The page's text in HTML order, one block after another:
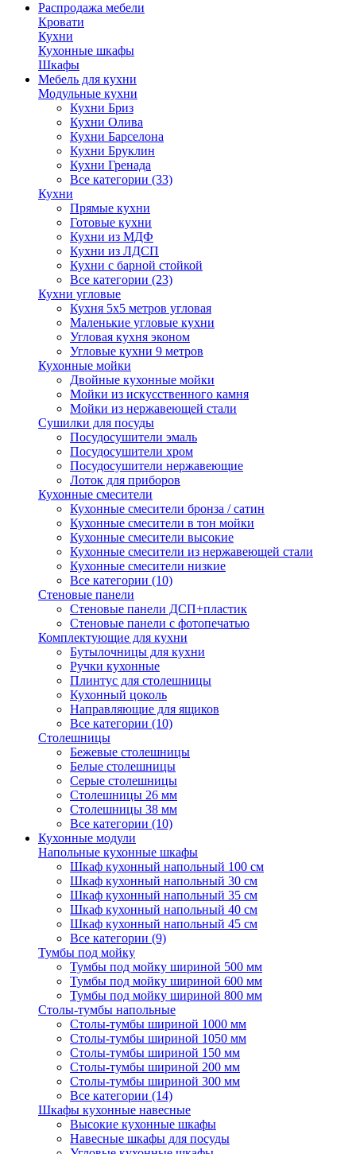
Распродажа мебели
Кровати
Кухни
Кухонные шкафы
Шкафы
Мебель для кухни
Модульные кухни
Кухни Бриз
Кухни Олива
Кухни Барселона
Кухни Бруклин
Кухни Гренада
Все категории (33)
Кухни
Прямые кухни
Готовые кухни
Кухни из МДФ
Кухни из ЛДСП
Кухни с барной стойкой
Все категории (23)
Кухни угловые
Кухня 5х5 метров угловая
Маленькие угловые кухни
Угловая кухня эконом
Угловые кухни 9 метров
Кухонные мойки
Двойные кухонные мойки
Мойки из искусственного камня
Мойки из нержавеющей стали
Сушилки для посуды
Посудосушители эмаль
Посудосушители хром
Посудосушители нержавеющие
Лоток для приборов
Кухонные смесители
Кухонные смесители бронза / сатин
Кухонные смесители в тон мойки
Кухонные смесители высокие
Кухонные смесители из нержавеющей стали
Кухонные смесители низкие
Все категории (10)
Стеновые панели
Стеновые панели ДСП+пластик
Стеновые панели с фотопечатью
Комплектующие для кухни
Бутылочницы для кухни
Ручки кухонные
Плинтус для столешницы
Кухонный цоколь
Направляющие для ящиков
Все категории (10)
Столешницы
Бежевые столешницы
Белые столешницы
Серые столешницы
Столешницы 26 мм
Столешницы 38 мм
Все категории (10)
Кухонные модули
Напольные кухонные шкафы
Шкаф кухонный напольный 100 см
Шкаф кухонный напольный 30 см
Шкаф кухонный напольный 35 см
Шкаф кухонный напольный 40 см
Шкаф кухонный напольный 45 см
Все категории (9)
Тумбы под мойку
Тумбы под мойку шириной 500 мм
Тумбы под мойку шириной 600 мм
Тумбы под мойку шириной 800 мм
Столы-тумбы напольные
Столы-тумбы шириной 1000 мм
Столы-тумбы шириной 1050 мм
Столы-тумбы шириной 150 мм
Столы-тумбы шириной 200 мм
Столы-тумбы шириной 300 мм
Все категории (14)
Шкафы кухонные навесные
Высокие кухонные шкафы
Навесные шкафы для посуды